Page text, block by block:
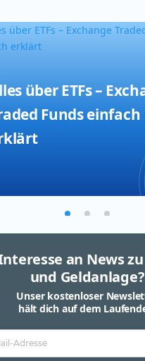
über ETFs –
Funds einfach
an News zu
und Geldanlage?
Unser kostenloser
hält dich auf dem